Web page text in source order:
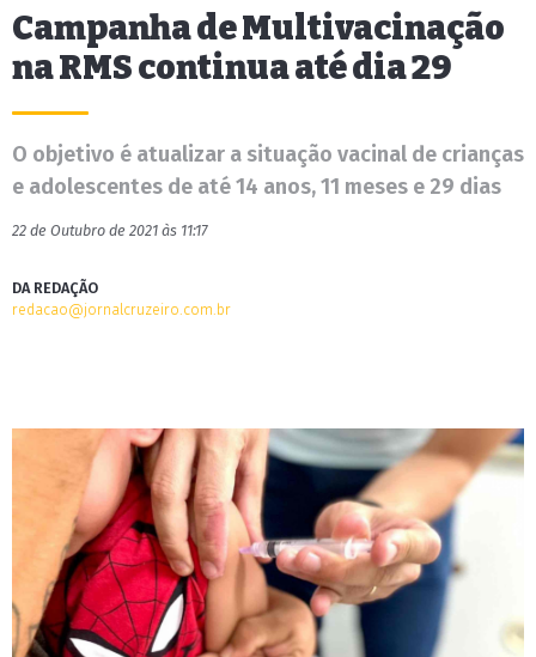
Campanha de Multivacinação
na RMS continua até dia 29
O objetivo é atualizar a situação vacinal de crianças
e adolescentes de até 14 anos, 11 meses e 29 dias
22 de Outubro de 2021 às 11:17
DA REDAÇÃO
redacao@jornalcruzeiro.com.br